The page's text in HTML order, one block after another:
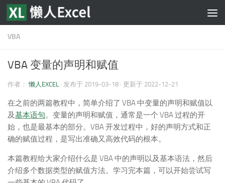
跳至内容
VBA
VBA 变量的声明和赋值
作者： 懒人EXCEL · 发布于 2019-03-18 · 更新于 2022-12-21
在之前的两篇教程中，简单介绍了 VBA 中变量的声明和赋值以
及基本语句。变量的声明和赋值，通常是一个 VBA 过程的开
始，也是最基本的部分。VBA 开发过程中，好的声明方式和正
确的赋值过程，是写出准确又高效代码的根本。
本篇教程给大家介绍什么是 VBA 中的声明以及基本语法，然后
介绍多个数据类型的赋值方法。学习完本篇，可以开始尝试写